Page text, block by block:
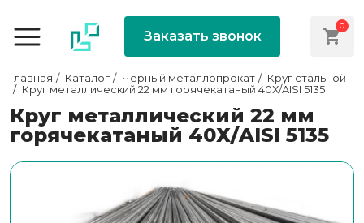
Заказать звонок
0
Главная Каталог Черный металлопрокат
Круг стальной
Круг металлический 22 мм горячекатаный 40Х/AISI 5135
Круг металлический 22 мм
горячекатаный 40Х/AISI 5135